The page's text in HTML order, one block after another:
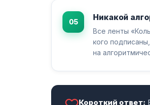
05 Никакой
Все ленты
кого
на
Короткий ответ: